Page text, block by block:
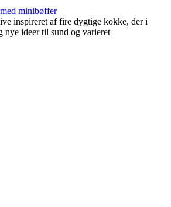
inspireret af fire dygtige kokke, der i
nye ideer til sund og varieret